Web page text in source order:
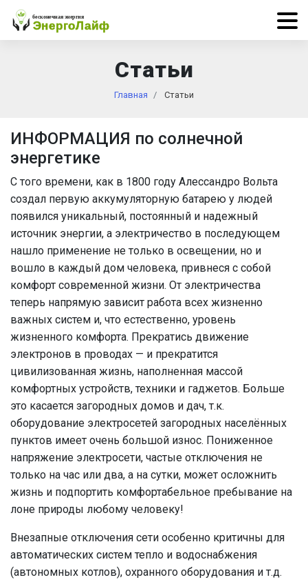
Статьи
Главная Статьи
ИНФОРМАЦИЯ по солнечной
энергетике
С того времени, как в 1800 году Алессандро Вольта
создал первую аккумуляторную батарею у людей
появился уникальный, постоянный и надежный
источник энергии, а электричество в последующем
нашло применение не только в освещении, но и
вошло в каждый дом человека, привнеся с собой
комфорт современной жизни. От электричества
теперь напрямую зависит работа всех жизненно
важных систем и, что естественно, уровень
жизненного комфорта. Прекратись движение
электронов в проводах — и прекратится
цивилизованная жизнь, наполненная массой
комфортных устройств, техники и гаджетов. Больше
это касается загородных домов и дач, т.к.
оборудование электросетей загородных населённых
пунктов имеет очень большой износ. Пониженное
напряжение электросети, частые отключения не
только на час или два, а на сутки, может осложнить
жизнь и подпортить комфортабельное пребывание на
лоне природы любому человеку!
Внезапные отключения сети особенно критичны для
автоматических систем тепло и водоснабжения
(автономных котлов), охранного оборудования и т.д.